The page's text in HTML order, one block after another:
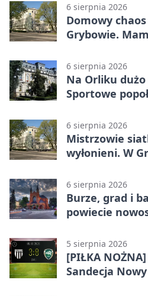
6 sierpnia 2026
Domowy
Grybowie.
6 sierpnia 2026
Na Orliku
Sportowe
6 sierpnia 2026
Mistrzowie
wyłonieni. W
6 sierpnia 2026
Burze, grad i
powiecie
5 sierpnia 2026
[PIŁKA
Sandecja